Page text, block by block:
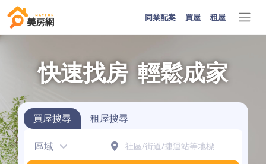
同業配案 買屋 租屋
快速找房 輕鬆成家
買屋搜尋 租屋搜尋
區域